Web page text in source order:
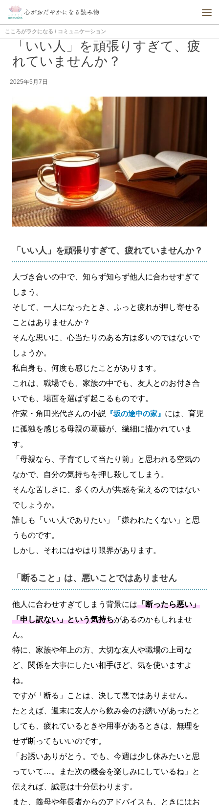
こころがラクになる / コミュニケーション
「いい人」を頑張りすぎて、疲
れていませんか？
2025年5月7日
「いい人」を頑張りすぎて、疲れていませんか？
人づき合いの中で、知らず知らず他人に合わせすぎて
しまう。
そして、一人になったとき、ふっと疲れが押し寄せる
ことはありませんか？
そんな思いに、心当たりのある方は多いのではないで
しょうか。
私自身も、何度も感じたことがあります。
これは、職場でも、家族の中でも、友人とのお付き合
いでも、場面を選ばず起こるものです。
作家・角田光代さんの小説
『坂の途中の家』 には、育児
に孤独を感じる母親の葛藤が、繊細に描かれていま
す。
「母親なら、子育てして当たり前」と思われる空気の
なかで、自分の気持ちを押し殺してしまう。
そんな苦しさに、多くの人が共感を覚えるのではない
でしょうか。
誰しも「いい人でありたい」「嫌われたくない」と思
うものです。
しかし、それにはやはり限界があります。
「断ること」は、悪いことではありません
他人に合わせすぎてしまう背景には「断ったら悪い」
「申し訳ない」という気持ちがあるのかもしれませ
ん。
特に、家族や年上の方、大切な友人や職場の上司な
ど、関係を大事にしたい相手ほど、気を使いますよ
ね。
ですが「断る」ことは、決して悪ではありません。
たとえば、週末に友人から飲み会のお誘いがあったと
しても、疲れているときや用事があるときは、無理を
せず断ってもいいのです。
「お誘いありがとう。でも、今週は少し休みたいと思
っていて…。また次の機会を楽しみにしているね」と
伝えれば、誠意は十分伝わります。
また、義母や年長者からのアドバイスも、ときにはお